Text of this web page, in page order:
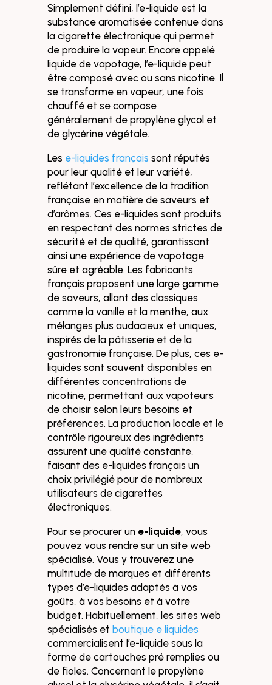
Simplement défini, l’e-liquide est la
substance aromatisée contenue dans
la cigarette électronique qui permet
de produire la vapeur. Encore appelé
liquide de vapotage, l’e-liquide peut
être composé avec ou sans nicotine. Il
se transforme en vapeur, une fois
chauffé et se compose
généralement de propylène glycol et
de glycérine végétale.
Les e-liquides français sont réputés
pour leur qualité et leur variété,
reflétant l’excellence de la tradition
française en matière de saveurs et
d’arômes. Ces e-liquides sont produits
en respectant des normes strictes de
sécurité et de qualité, garantissant
ainsi une expérience de vapotage
sûre et agréable. Les fabricants
français proposent une large gamme
de saveurs, allant des classiques
comme la vanille et la menthe, aux
mélanges plus audacieux et uniques,
inspirés de la pâtisserie et de la
gastronomie française. De plus, ces e-
liquides sont souvent disponibles en
différentes concentrations de
nicotine, permettant aux vapoteurs
de choisir selon leurs besoins et
préférences. La production locale et le
contrôle rigoureux des ingrédients
assurent une qualité constante,
faisant des e-liquides français un
choix privilégié pour de nombreux
utilisateurs de cigarettes
électroniques.
Pour se procurer un e-liquide, vous
pouvez vous rendre sur un site web
spécialisé. Vous y trouverez une
multitude de marques et différents
types d’e-liquides adaptés à vos
goûts, à vos besoins et à votre
budget. Habituellement, les sites web
spécialisés et boutique e liquides
commercialisent l’e-liquide sous la
forme de cartouches pré remplies ou
de fioles. Concernant le propylène